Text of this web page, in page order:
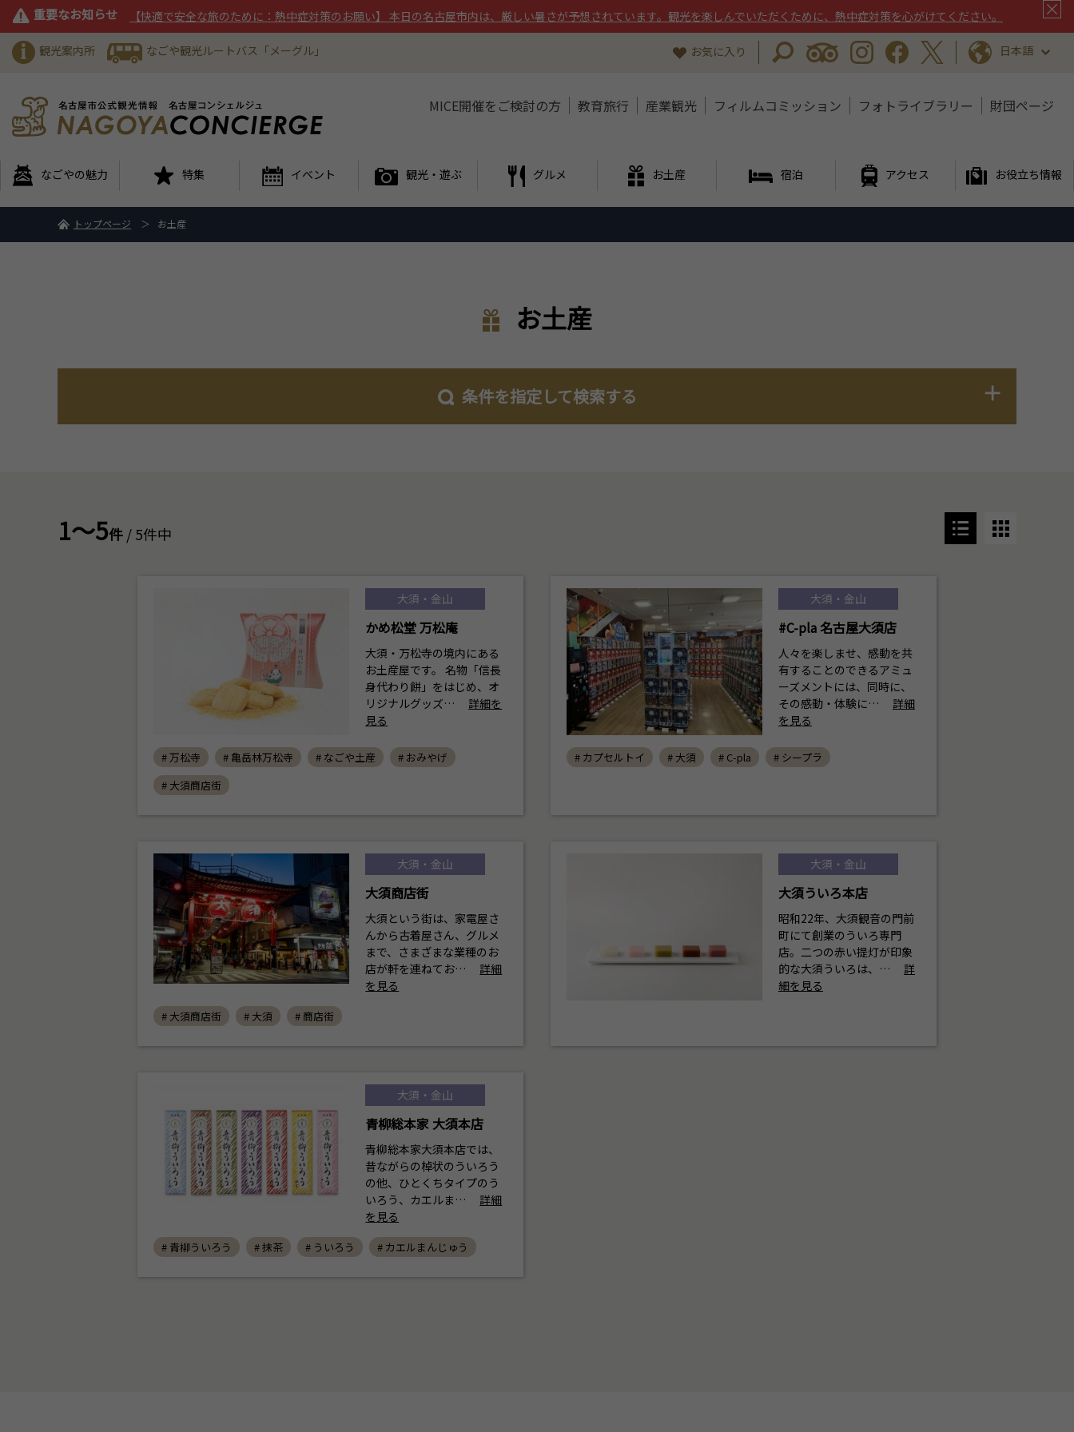
重要なお知らせ 【快適で安全な旅のために：熱中症対策のお願い】 本日の名古屋市内は、厳しい暑さが予想されています。観光を楽しんでいただくために、熱中症対策を心がけてください。
観光案内所 なごや観光ルートバス「メーグル」 お気に入り 日本語
MICE開催をご検討の方 教育旅行 産業観光 フィルムコミッション フォトライブラリー 財団ページ
なごやの魅力 特集 イベント 観光・遊ぶ グルメ お土産 宿泊 アクセス お役立ち情報
トップページ お土産
お土産
条件を指定して検索する
1～5件/ 5件中
大須・金山
かめ松堂 万松庵
大須・万松寺の境内にある
お土産屋です。 名物「信長
身代わり餅」をはじめ、オ
リジナルグッズ…
詳細を
見る
# 万松寺 # 亀岳林万松寺 # なごや土産
# おみやげ
# 大須商店街
大須・金山
#C-pla 名古屋大須店
人々を楽しませ、感動を共
有することのできるアミュ
ーズメントには、同時に、
その感動・体験に…
詳細
を見る
# カプセルトイ # 大須 # C-pla # シープラ
大須・金山
大須商店街
大須という街は、家電屋さ
んから古着屋さん、グルメ
まで、さまざまな業種のお
店が軒を連ねてお…
詳細
を見る
# 大須商店街 # 大須 # 商店街
大須・金山
大須ういろ本店
昭和22年、大須観音の門前
町にて創業のういろ専門
店。二つの赤い提灯が印象
的な大須ういろは、…
詳
細を見る
大須・金山
青柳総本家 大須本店
青柳総本家大須本店では、
昔ながらの棹状のういろう
の他、ひとくちタイプのう
いろう、カエルま…
詳細
を見る
# 青柳ういろう # 抹茶 # ういろう # カエルまんじゅう